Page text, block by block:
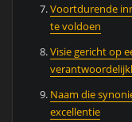
Voortdurende
te voldoen
Visie gericht op
Naam die
excellentie